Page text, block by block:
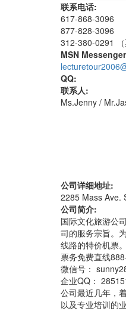
联系电话:
617-868-3096
877-828-3096
312-380-0291 （
MSN
QQ:
联系人:
Ms.Jenny /
公司详细地址:
2285 Mass Ave.
公司简介:
国际文化旅游公
司的服务宗旨。
线路的特价机票。
票务免费直线
微信号：
企业QQ：
公司最近几年，
以及专业培训的业